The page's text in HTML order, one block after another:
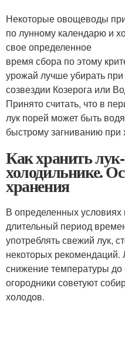
Некоторые овощеводы
по лунному календарю и
свое определенное
время сбора по этому
урожай лучше убирать
созвездии Козерога или
Принято считать, что в
лук порей может быть
быстрому загниванию при
Как хранить
холодильнике.
хранения
В определенных условиях
длительный период
употреблять свежий лук,
некоторых рекомендаций.
снижение температуры
огородники советуют
холодов.